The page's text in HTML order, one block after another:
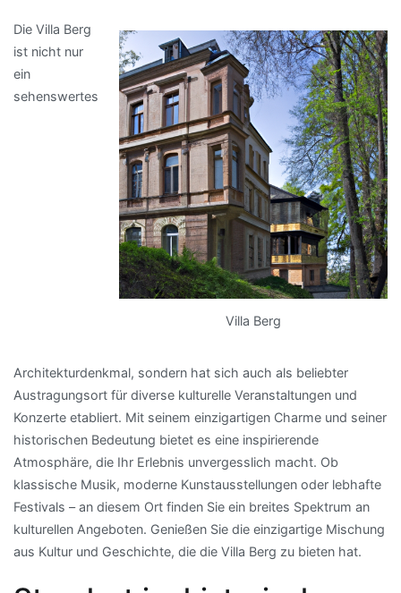
Villa Berg
Die Villa Berg
ist nicht nur
ein
sehenswertes
Architekturdenkmal, sondern hat sich auch als beliebter
Austragungsort für diverse kulturelle Veranstaltungen und
Konzerte etabliert. Mit seinem einzigartigen Charme und seiner
historischen Bedeutung bietet es eine inspirierende
Atmosphäre, die Ihr Erlebnis unvergesslich macht. Ob
klassische Musik, moderne Kunstausstellungen oder lebhafte
Festivals – an diesem Ort finden Sie ein breites Spektrum an
kulturellen Angeboten. Genießen Sie die einzigartige Mischung
aus Kultur und Geschichte, die die Villa Berg zu bieten hat.